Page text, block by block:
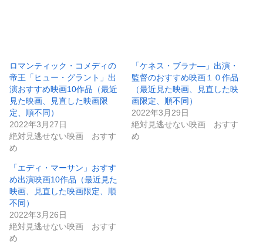
ロマンティック・コメディの
帝王「ヒュー・グラント」出
演おすすめ映画10作品（最近
見た映画、見直した映画限
定、順不同）
2022年3月27日
絶対見逃せない映画 おすす
め
「ケネス・ブラナ―」出演・
監督のおすすめ映画１０作品
（最近見た映画、見直した映
画限定、順不同）
2022年3月29日
絶対見逃せない映画 おすす
め
「エディ・マーサン」おすす
め出演映画10作品（最近見た
映画、見直した映画限定、順
不同）
2022年3月26日
絶対見逃せない映画 おすす
め